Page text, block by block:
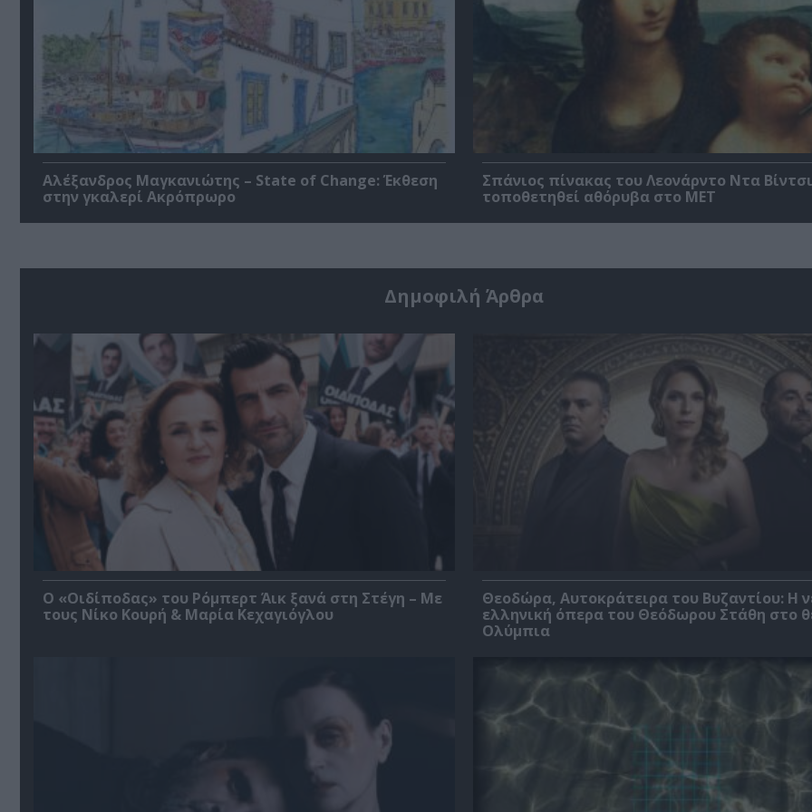
Αλέξανδρος Μαγκανιώτης – State of Change: Έκθεση
στην γκαλερί Ακρόπρωρο
Σπάνιος πίνακας του Λεονάρντο Ντα
τοποθετηθεί αθόρυβα στο MET
Δημοφιλή Άρθρα
O «Οιδίποδας» του Ρόμπερτ Άικ ξανά στη Στέγη – Με
τους Νίκο Κουρή & Μαρία Κεχαγιόγλου
Θεοδώρα, Αυτοκράτειρα του Βυζαντίου: Η
ελληνική όπερα του Θεόδωρου Στάθη στο
Ολύμπια